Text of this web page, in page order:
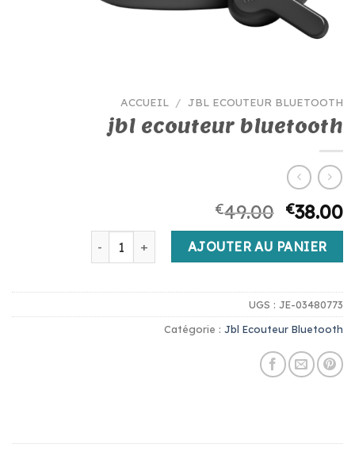
ACCUEIL / JBL ECOUTEUR BLUETOOTH
jbl ecouteur bluetooth
€49.00 €38.00
quantité de jbl ecouteur bluetooth
AJOUTER AU PANIER
UGS : JE-03480773
Catégorie : Jbl Ecouteur Bluetooth